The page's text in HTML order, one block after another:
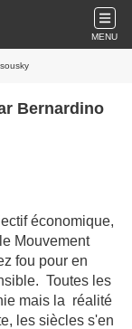
MENU
Bernardino
économique,
Mouvement
fou pour en
Toutes les
mais la réalité
les siècles s'en